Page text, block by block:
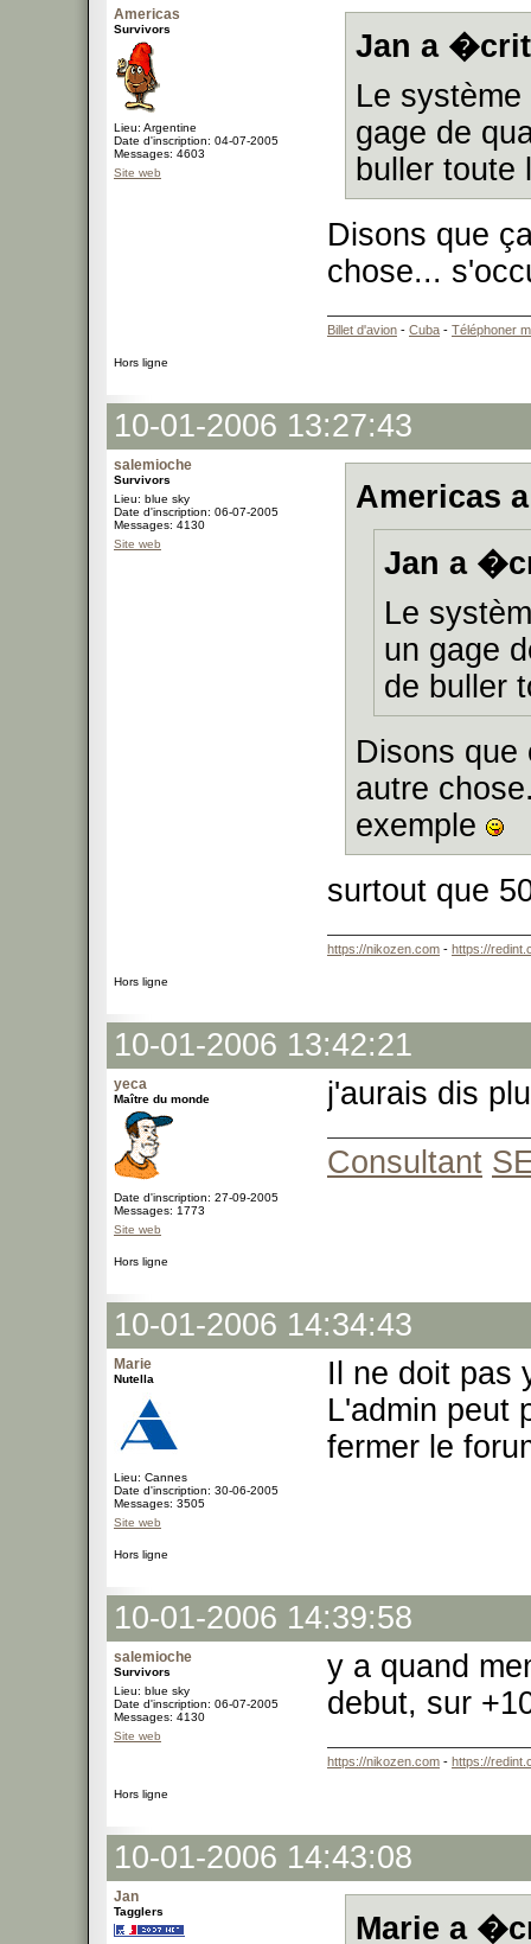
Americas
Survivors
Lieu: Argentine
Date d'inscription: 04-07-2005
Messages: 4603
Site web
Jan a
Le
gage de
buller
Disons que
chose...
Billet d'avion - Cuba - Téléphoner
Hors ligne
10-01-2006 13:27:43
salemioche
Survivors
Lieu: blue sky
Date d'inscription: 06-07-2005
Messages: 4130
Site web
Americas
Jan a
Le
un gage
de buller
Disons que
autre
exemple
surtout que
https://nikozen.com - https://
Hors ligne
10-01-2006 13:42:21
yeca
Maître du monde
Date d'inscription: 27-09-2005
Messages: 1773
Site web
j'aurais dis
Consultant
Hors ligne
10-01-2006 14:34:43
Marie
Nutella
Lieu: Cannes
Date d'inscription: 30-06-2005
Messages: 3505
Site web
Il ne doit pas
L'admin peut
fermer le
Hors ligne
10-01-2006 14:39:58
salemioche
Survivors
Lieu: blue sky
Date d'inscription: 06-07-2005
Messages: 4130
Site web
y a quand
debut, sur
https://nikozen.com - https://
Hors ligne
10-01-2006 14:43:08
Jan
Tagglers
Marie a